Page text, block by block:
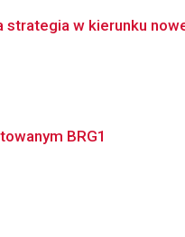
strategia w kierunku
BRG1